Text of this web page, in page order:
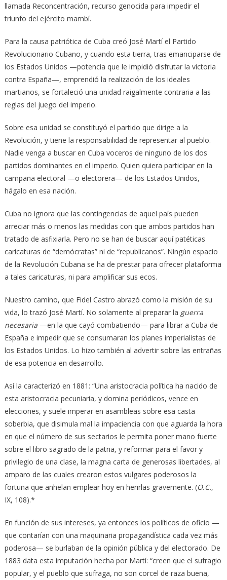
llamada Reconcentración, recurso genocida para impedir el
triunfo del ejército mambí.
Para la causa patriótica de Cuba creó José Martí el Partido
Revolucionario Cubano, y cuando esta tierra, tras emanciparse de
los Estados Unidos —potencia que le impidió disfrutar la victoria
contra España—, emprendió la realización de los ideales
martianos, se fortaleció una unidad raigalmente contraria a las
reglas del juego del imperio.
Sobre esa unidad se constituyó el partido que dirige a la
Revolución, y tiene la responsabilidad de representar al pueblo.
Nadie venga a buscar en Cuba voceros de ninguno de los dos
partidos dominantes en el imperio. Quien quiera participar en la
campaña electoral —o electorera— de los Estados Unidos,
hágalo en esa nación.
Cuba no ignora que las contingencias de aquel país pueden
arreciar más o menos las medidas con que ambos partidos han
tratado de asfixiarla. Pero no se han de buscar aquí patéticas
caricaturas de “demócratas” ni de “republicanos”. Ningún espacio
de la Revolución Cubana se ha de prestar para ofrecer plataforma
a tales caricaturas, ni para amplificar sus ecos.
Nuestro camino, que Fidel Castro abrazó como la misión de su
vida, lo trazó José Martí. No solamente al preparar la guerra
necesaria—en la que cayó combatiendo— para librar a Cuba de
España e impedir que se consumaran los planes imperialistas de
los Estados Unidos. Lo hizo también al advertir sobre las entrañas
de esa potencia en desarrollo.
Así la caracterizó en 1881: “Una aristocracia política ha nacido de
esta aristocracia pecuniaria, y domina periódicos, vence en
elecciones, y suele imperar en asambleas sobre esa casta
soberbia, que disimula mal la impaciencia con que aguarda la hora
en que el número de sus sectarios le permita poner mano fuerte
sobre el libro sagrado de la patria, y reformar para el favor y
privilegio de una clase, la magna carta de generosas libertades, al
amparo de las cuales crearon estos vulgares poderosos la
fortuna que anhelan emplear hoy en herirlas gravemente. (O.C.,
IX, 108).*
En función de sus intereses, ya entonces los políticos de oficio —
que contarían con una maquinaria propagandística cada vez más
poderosa— se burlaban de la opinión pública y del electorado. De
1883 data esta imputación hecha por Martí: “creen que el sufragio
popular, y el pueblo que sufraga, no son corcel de raza buena,